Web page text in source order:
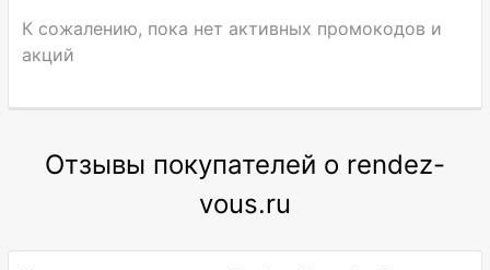
К сожалению, пока нет активных промокодов и
акций
Отзывы покупателей о rendez-
vous.ru